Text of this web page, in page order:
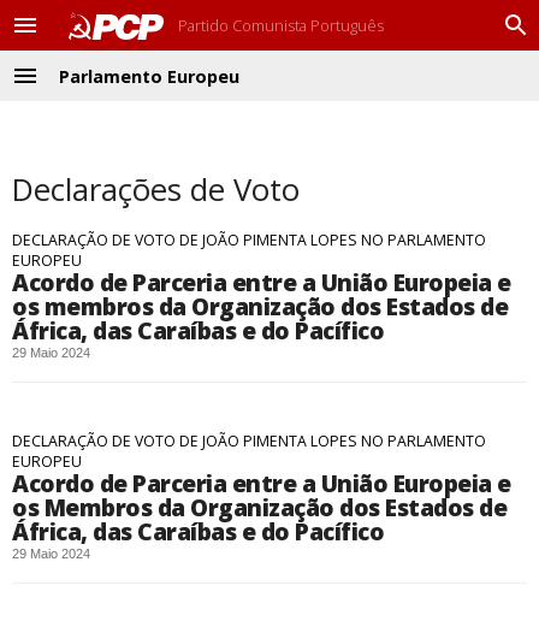
M
e
n
Partido Comunista Português
P
Parlamento Europeu
Declarações de Voto
DECLARAÇÃO DE VOTO DE JOÃO PIMENTA LOPES NO PARLAMENTO
EUROPEU
Acordo de Parceria entre a União Europeia e
os membros da Organização dos Estados de
África, das Caraíbas e do Pacífico
29 Maio 2024
DECLARAÇÃO DE VOTO DE JOÃO PIMENTA LOPES NO PARLAMENTO
EUROPEU
Acordo de Parceria entre a União Europeia e
os Membros da Organização dos Estados de
África, das Caraíbas e do Pacífico
29 Maio 2024